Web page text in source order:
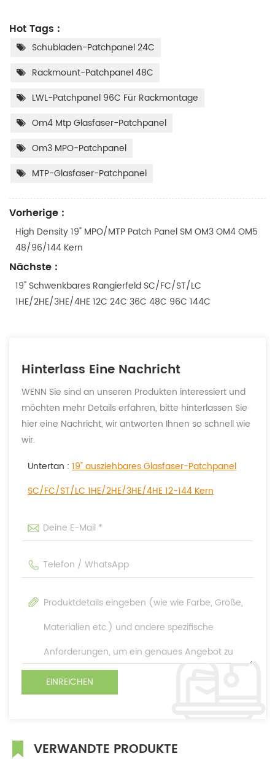
Hot Tags :
Schubladen-Patchpanel 24C
Rackmount-Patchpanel 48C
LWL-Patchpanel 96C Für Rackmontage
Om4 Mtp Glasfaser-Patchpanel
Om3 MPO-Patchpanel
MTP-Glasfaser-Patchpanel
Vorherige :
High Density 19" MPO/MTP Patch Panel SM OM3 OM4 OM5
48/96/144 Kern
Nächste :
19" Schwenkbares Rangierfeld SC/FC/ST/LC
1HE/2HE/3HE/4HE 12C 24C 36C 48C 96C 144C
Hinterlass Eine Nachricht
WENN Sie sind an unseren Produkten interessiert und
möchten mehr Details erfahren, bitte hinterlassen Sie
hier eine Nachricht, wir antworten Ihnen so schnell wie
wir.
Untertan : 19" ausziehbares Glasfaser-Patchpanel
SC/FC/ST/LC 1HE/2HE/3HE/4HE 12-144 Kern
VERWANDTE PRODUKTE